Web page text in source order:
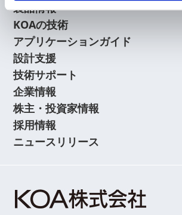
製品情報
KOAの技術
アプリケーションガイド
設計支援
技術サポート
企業情報
株主・投資家情報
採用情報
ニュースリリース